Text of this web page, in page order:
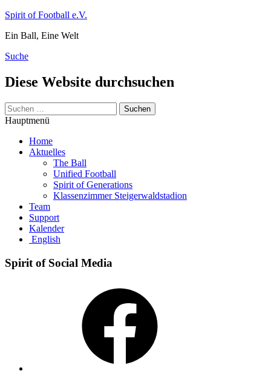
Zum
springen
Spirit of Football e.V.
Ein Ball, Eine Welt
Suche
Diese Website durchsuchen
Suchen
nach:
Hauptmenü
Home
Aktuelles
The Ball
Unified Football
Spirit of Generations
Klassenzimmer Steigerwaldstadion
Team
Support
Kalender
English
Spirit of Social Media